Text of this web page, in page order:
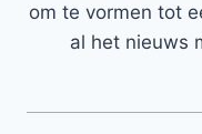
om te vormen tot
al het nieuws